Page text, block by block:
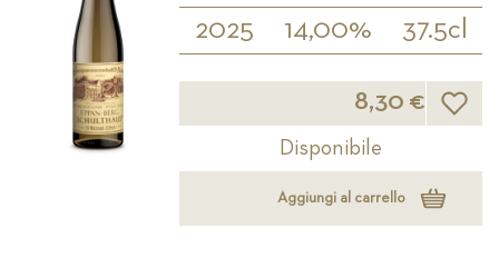
2025 14,00% 37.5cl
8,30 € Lista
Disponibile
Aggiungi al carrello